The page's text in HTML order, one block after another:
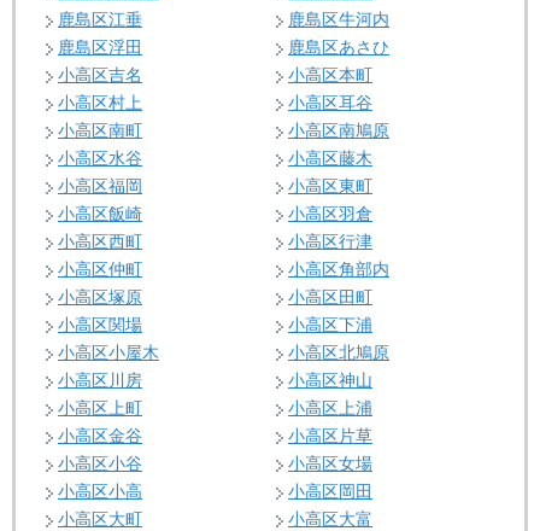
鹿島区江垂
鹿島区牛河内
鹿島区浮田
鹿島区あさひ
小高区吉名
小高区本町
小高区村上
小高区耳谷
小高区南町
小高区南鳩原
小高区水谷
小高区藤木
小高区福岡
小高区東町
小高区飯崎
小高区羽倉
小高区西町
小高区行津
小高区仲町
小高区角部内
小高区塚原
小高区田町
小高区関場
小高区下浦
小高区小屋木
小高区北鳩原
小高区川房
小高区神山
小高区上町
小高区上浦
小高区金谷
小高区片草
小高区小谷
小高区女場
小高区小高
小高区岡田
小高区大町
小高区大富